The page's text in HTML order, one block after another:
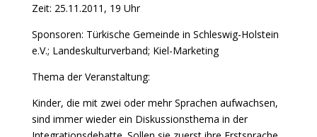
Zeit: 25.11.2011, 19 Uhr
Sponsoren: Türkische Gemeinde in Schleswig-Holstein
e.V.; Landeskulturverband; Kiel-Marketing
Thema der Veranstaltung:
Kinder, die mit zwei oder mehr Sprachen aufwachsen,
sind immer wieder ein Diskussionsthema in der